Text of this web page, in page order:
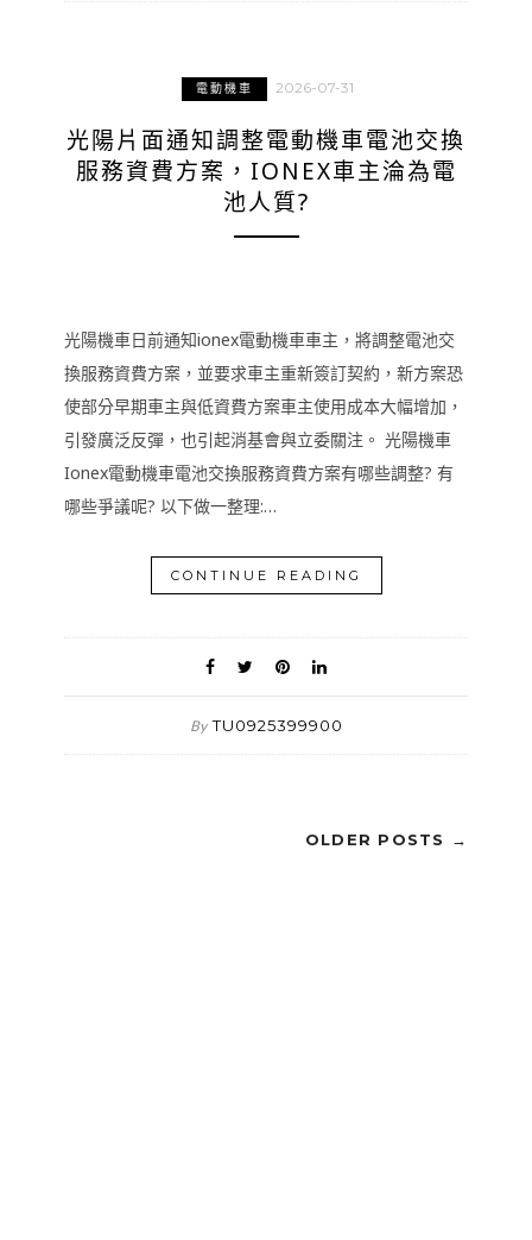
電動機車 2026-07-31
光陽片面通知調整電動機車電池交換
服務資費方案，IONEX車主淪為電
池人質?
光陽機車日前通知ionex電動機車車主，將調整電池交
換服務資費方案，並要求車主重新簽訂契約，新方案恐
使部分早期車主與低資費方案車主使用成本大幅增加，
引發廣泛反彈，也引起消基會與立委關注。 光陽機車
Ionex電動機車電池交換服務資費方案有哪些調整? 有
哪些爭議呢? 以下做一整理:…
CONTINUE READING
By TU0925399900
OLDER POSTS →